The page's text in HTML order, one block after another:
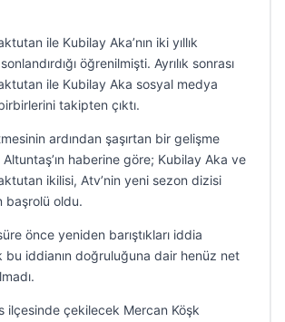
ile Kubilay Aka’nın iki yıllık
öğrenilmişti. Ayrılık sonrası
ile Kubilay Aka sosyal medya
takipten çıktı.
ardından şaşırtan bir gelişme
Altuntaş’ın haberine göre; Kubilay Aka ve
ikilisi, Atv’nin yeni sezon dizisi
başrolü oldu.
önce yeniden barıştıkları iddia
bu iddianın doğruluğuna dair henüz net
ilçesinde çekilecek Mercan Köşk